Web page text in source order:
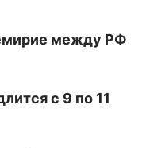
между РФ
с 9 по 11